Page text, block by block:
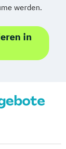
werden.
in